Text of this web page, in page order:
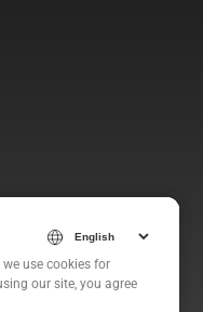
use cookies for
our site, you agree
use cookies for
our site, you agree